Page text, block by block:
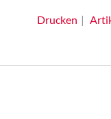
Drucken